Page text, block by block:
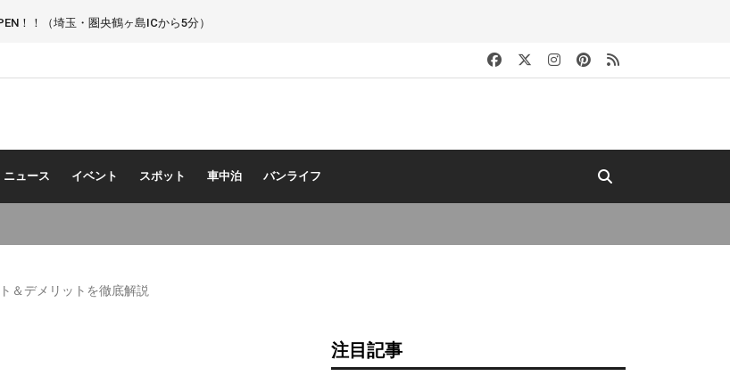
！！（埼玉・圏央鶴ヶ島ICから5分）
ニュース イベント スポット 車中泊 バンライフ
＆デメリットを徹底解説
注目記事